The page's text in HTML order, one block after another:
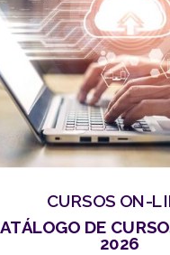
CURSOS ON-
DE
2026